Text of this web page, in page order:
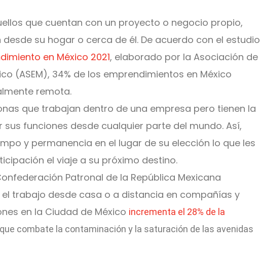
que cuentan con un proyecto o negocio propio,
su hogar o cerca de él. De acuerdo con el estudio
en México 2021, elaborado por la Asociación de
(ASEM), 34% de los emprendimientos en México
remota.
que trabajan dentro de una empresa pero tienen la
funciones desde cualquier parte del mundo. Así,
y permanencia en el lugar de su elección lo que les
el viaje a su próximo destino.
Patronal de la República Mexicana
trabajo desde casa o a distancia en compañías y
en la Ciudad de México incrementa el 28% de la
combate la contaminación y la saturación de las avenidas